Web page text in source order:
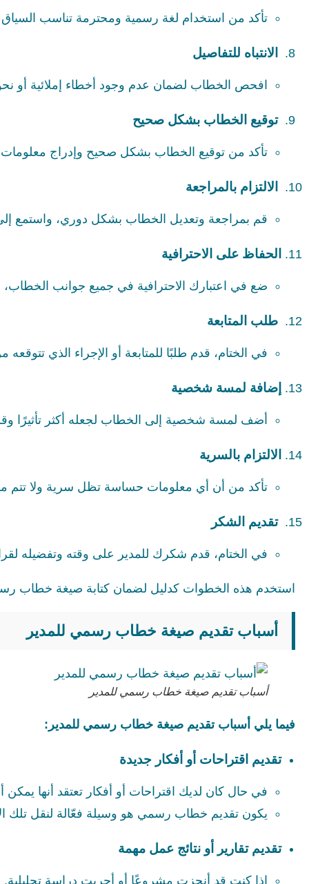
تأكد من استخدام لغة رسمية ومحترمة تناسب
الانتباه للتفاصيل
افحص الخطاب لضمان عدم وجود أخطاء إملائية أو
توقيع الخطاب بشكل صحيح
تأكد من توقيع الخطاب بشكل صحيح وإدراج معلومات
الالتزام بالمراجعة
قم بمراجعة وتعديل الخطاب بشكل دوري، واستمع إلى
الحفاظ على الاحترافية
ضع في اعتبارك الاحترافية في جميع جوانب الخطاب،
طلب المتابعة
في الختام، قدم طلبًا للمتابعة أو الإجراء الذي
إضافة لمسة شخصية
أضف لمسة شخصية إلى الخطاب لجعله أكثر تأثيرًا
الالتزام بالسرية
تأكد من أن أي معلومات حساسة تظل سرية ولا تتم
تقديم الشكر
في الختام، قدم شكرك للمدير على وقته وتفضيله
استخدم هذه الخطوات كدليل لضمان كتابة صيغة خطاب
أسباب تقديم صيغة خطاب رسمي للمدير
أسباب تقديم صيغة خطاب رسمي للمدير
فيما يلي أسباب تقديم صيغة خطاب رسمي للمدير:
تقديم اقتراحات أو أفكار جديدة
في حال كان لديك اقتراحات أو أفكار تعتقد أنها
يكون تقديم خطاب رسمي هو وسيلة فعّالة لنقل تلك
تقديم تقارير أو نتائج عمل مهمة
إذا كنت قد أنجزت مشروعًا أو أجريت دراسة تحليلية.